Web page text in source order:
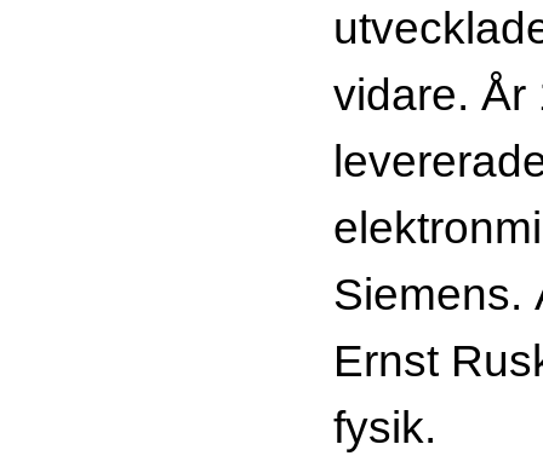
vidare. År
Siemens.
Ernst
fysik.